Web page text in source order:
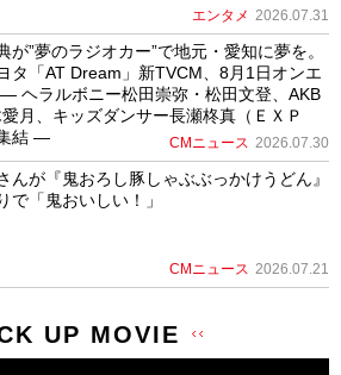
エンタメ 2026.07.31
が”夢のラジオカー”で地元・愛知に夢を。
タ「AT Dream」新TVCM、8月1日オンエ
ヘラルボニー松田崇弥・松田文登、AKB
月、キッズダンサー長瀬柊真（ＥＸＰ
結 ―
CMニュース 2026.07.30
んが『鬼おろし豚しゃぶぶっかけうどん』
で「鬼おいしい！」
CMニュース 2026.07.21
UP MOVIE